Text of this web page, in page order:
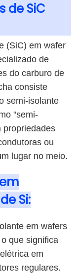
de SiC
(SiC) em wafer
de
do carburo de
consiste
semi-isolante
"semi-
propriedades
ou
lugar no meio.
Si:
em wafers
que significa
em
regulares.